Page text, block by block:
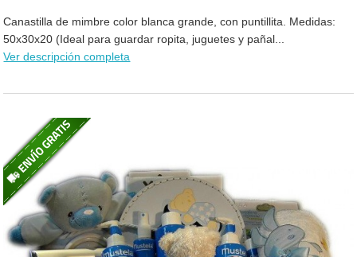
Canastilla de mimbre color blanca grande, con puntillita. Medidas:
50x30x20 (Ideal para guardar ropita, juguetes y pañal...
Ver descripción completa